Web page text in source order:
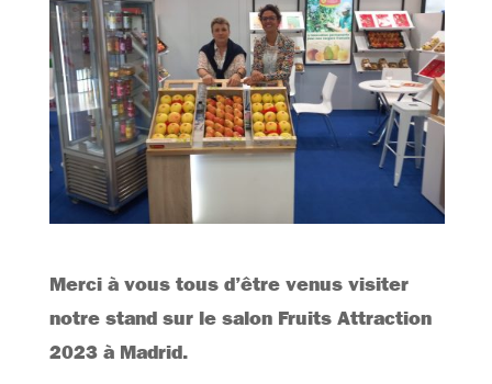
Merci à vous tous d’être venus visiter
notre stand sur le salon Fruits Attraction
2023 à Madrid.